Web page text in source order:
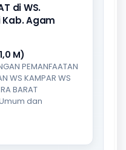
di WS.
Agam
M)
PEMANFAATAN
WS KAMPAR WS
BARAT
dan